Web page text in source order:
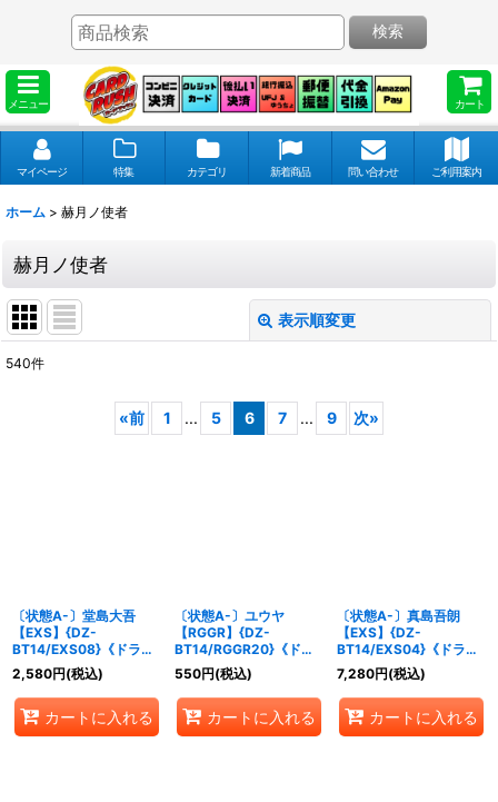
メニュー カート
検索
マイページ 特集 カテゴリ 新着商品 問い合わせ ご利用案内
ホーム > 赫月ノ使者
赫月ノ使者
表示順変更
540件
«前 1 ... 5 6 7 ... 9 次»
〔状態A-〕堂島大吾
【EXS】{DZ-
BT14/EXS08}《ドラゴ
ンエンパイア》
2,580円(税込)
カートに入れる
〔状態A-〕ユウヤ
【RGGR】{DZ-
BT14/RGGR20}《ドラ
ゴンエンパイア》
550円(税込)
カートに入れる
〔状態A-〕真島吾朗
【EXS】{DZ-
BT14/EXS04}《ドラゴ
ンエンパイア》
7,280円(税込)
カートに入れる